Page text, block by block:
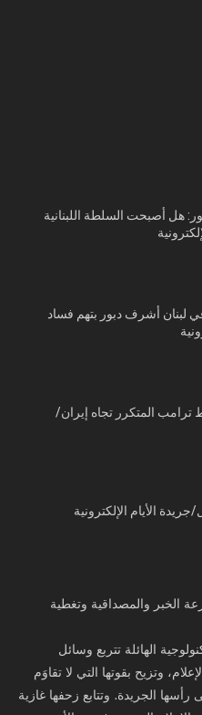
هل أصبحت السلطة اللبنانية
لبنان أشرف دبور بتهم فساد
ترامب المتكرر تجاه إيران/
الأيام الإلكترونية
الخبر والمصداقية وتغطية
الهائلة تتربع وسائل
وتزيح بقوتها التي لا تقاوَم
رأسها الجريدة. وتتابع زحفها غازية